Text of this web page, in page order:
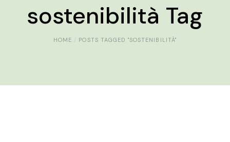
sostenibilità Tag
HOME POSTS TAGGED "SOSTENIBILITÀ"